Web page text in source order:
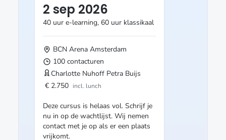
2 sep 2026
40 uur e-learning, 60 uur klassikaal
BCN Arena Amsterdam
100 contacturen
Charlotte Nuhoff Petra Buijs
€ 2.750 incl. lunch
Deze cursus is helaas vol. Schrijf je
nu in op de wachtlijst. Wij nemen
contact met je op als er een plaats
vrijkomt.